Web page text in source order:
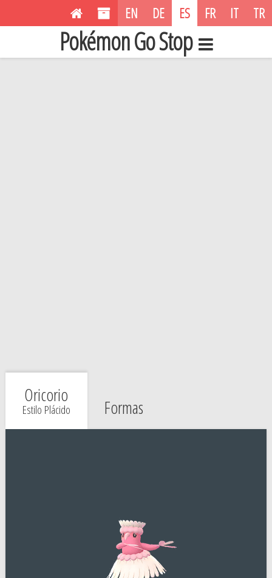
EN DE ES FR IT TR
Pokémon Go Stop
Oricorio
Estilo Plácido Formas